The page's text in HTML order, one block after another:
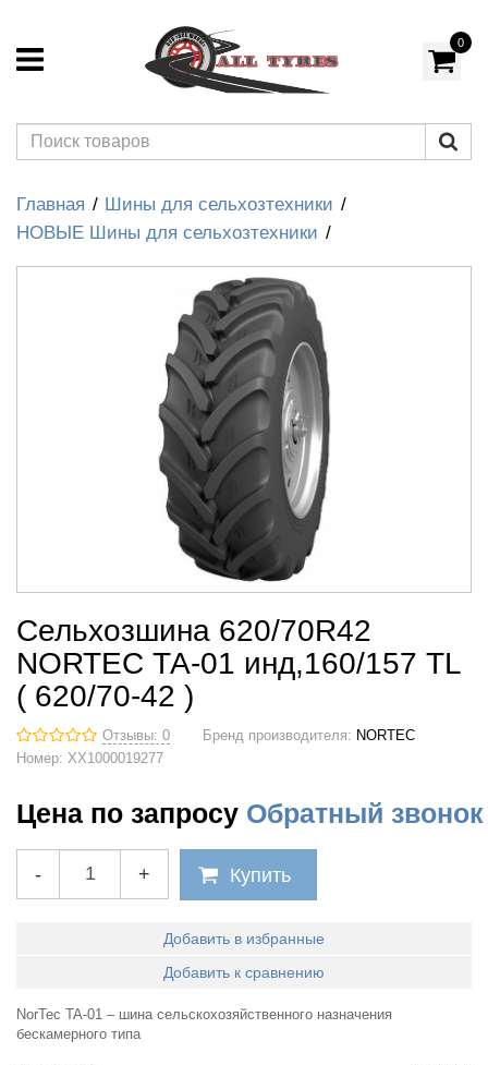
0
Главная
Шины для сельхозтехники
НОВЫЕ Шины для сельхозтехники
Сельхозшина 620/70R42
NORTEC ТА-01 инд,160/157 TL
( 620/70-42 )
Отзывы: 0 Бренд производителя: NORTEC
Номер: XX1000019277
Цена по запросу Обратный звонок
- + Купить
Добавить в избранные
Добавить к сравнению
NorTec TA-01 – шина сельскохозяйственного назначения
бескамерного типа